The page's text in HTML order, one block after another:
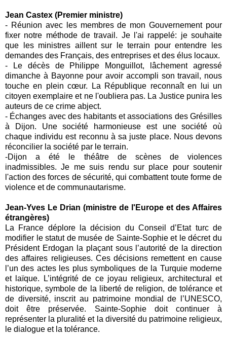
Jean Castex (Premier ministre)
- Réunion avec les membres de mon Gouvernement pour
fixer notre méthode de travail. Je l'ai rappelé: je souhaite
que les ministres aillent sur le terrain pour entendre les
demandes des Français, des entreprises et des élus locaux.
-
Le décès de Philippe Monguillot, lâchement agressé
dimanche à Bayonne pour avoir accompli son travail, nous
touche en plein cœur. La République reconnaît en lui un
citoyen exemplaire et ne l'oubliera pas. La Justice punira les
auteurs de ce crime abject.
- Échanges avec des habitants et associations des Grésilles
à Dijon. Une société harmonieuse est une société où
chaque individu est reconnu à sa juste place. Nous devons
réconcilier la société par le terrain.
-Dijon a été le théâtre de scènes de violences
inadmissibles. Je me suis rendu sur place pour soutenir
l'action des forces de sécurité, qui combattent toute forme de
violence et de communautarisme.
Jean-Yves Le Drian (ministre de l'Europe et des Affaires
étrangères)
La France déplore la décision du Conseil d’Etat turc de
modifier le statut de musée de Sainte-Sophie et le décret du
Président Erdogan la plaçant sous l’autorité de la direction
des affaires religieuses. Ces décisions remettent en cause
l’un des actes les plus symboliques de la Turquie moderne
et laïque. L’intégrité de ce joyau religieux, architectural et
historique, symbole de la liberté de religion, de tolérance et
de diversité, inscrit au patrimoine mondial de l’UNESCO,
doit être préservée. Sainte-Sophie doit continuer à
représenter la pluralité et la diversité du patrimoine religieux,
le dialogue et la tolérance.